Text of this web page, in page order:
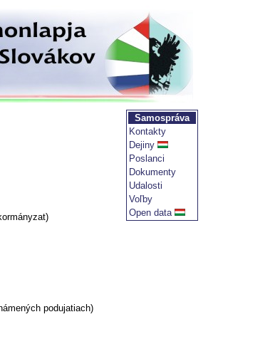
podujatiach)
Samospráva
Kontakty
Dejiny
Poslanci
Dokumenty
Udalosti
Voľby
Open data